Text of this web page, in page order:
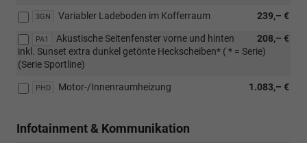
3GN 239,– €
Variabler Ladeboden im Kofferraum
PA1 208,– €
Akustische Seitenfenster vorne und hinten
inkl. Sunset extra dunkel getönte Heckscheiben* ( * = Serie)
(Serie Sportline)
PHD 1.083,– €
Motor-/Innenraumheizung
Infotainment & Kommunikation